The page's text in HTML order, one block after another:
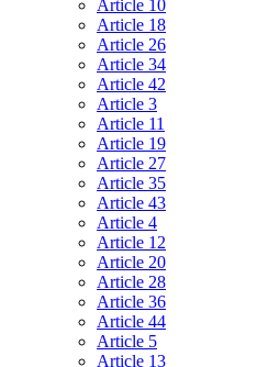
Article 10
Article 18
Article 26
Article 34
Article 42
Article 3
Article 11
Article 19
Article 27
Article 35
Article 43
Article 4
Article 12
Article 20
Article 28
Article 36
Article 44
Article 5
Article 13